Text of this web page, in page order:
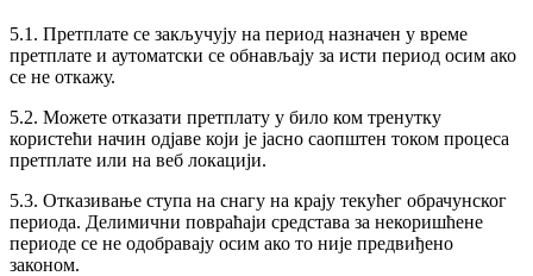
5.1. Претплате се закључују на период назначен у време
претплате и аутоматски се обнављају за исти период осим ако
се не откажу.
5.2. Можете отказати претплату у било ком тренутку
користећи начин одјаве који је јасно саопштен током процеса
претплате или на веб локацији.
5.3. Отказивање ступа на снагу на крају текућег обрачунског
периода. Делимични повраћаји средстава за некоришћене
периоде се не одобравају осим ако то није предвиђено
законом.